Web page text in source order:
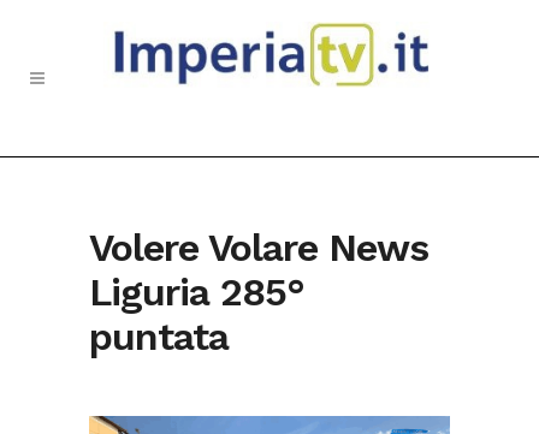
Volere Volare News
Liguria 285°
puntata